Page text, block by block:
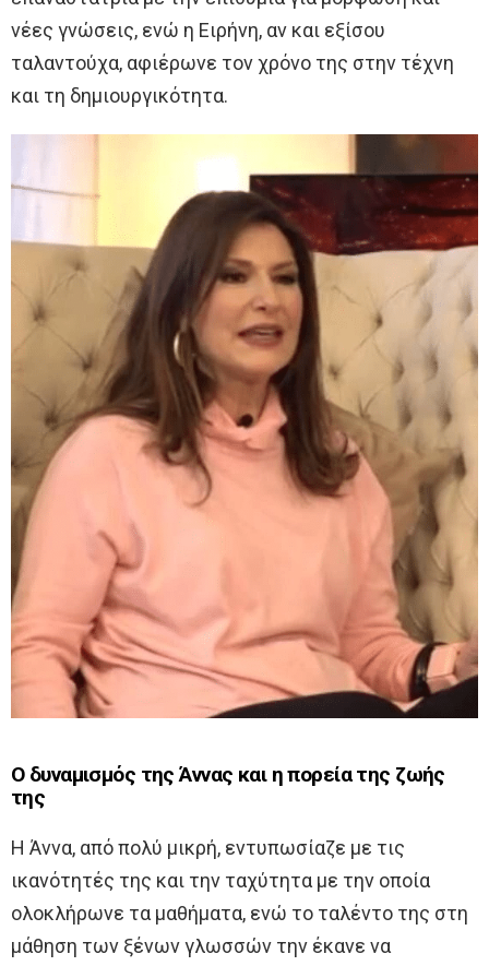
νέες γνώσεις, ενώ η Ειρήνη, αν και εξίσου
ταλαντούχα, αφιέρωνε τον χρόνο της στην τέχνη
και τη δημιουργικότητα.
Ο δυναμισμός της Άννας και η πορεία της ζωής
της
Η Άννα, από πολύ μικρή, εντυπωσίαζε με τις
ικανότητές της και την ταχύτητα με την οποία
ολοκλήρωνε τα μαθήματα, ενώ το ταλέντο της στη
μάθηση των ξένων γλωσσών την έκανε να